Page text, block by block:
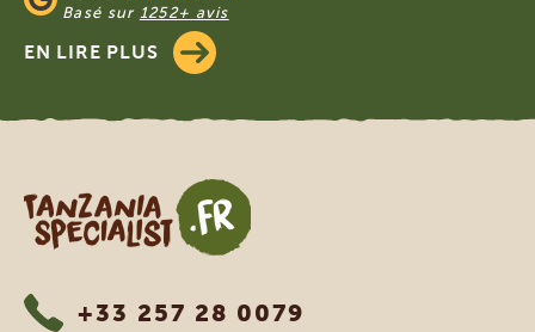
Basé sur 1252+ avis
EN LIRE PLUS
Tanzania Specialist
+33 257 28 0079